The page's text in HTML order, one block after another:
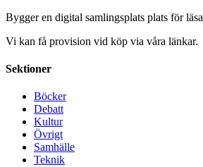
Bygger en digital samlingsplats plats för
Vi kan få provision vid köp via våra länkar.
Sektioner
Böcker
Debatt
Kultur
Övrigt
Samhälle
Teknik